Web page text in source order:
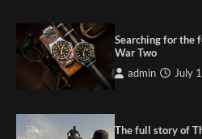
Searching for the
War Two
admin July
The full story of